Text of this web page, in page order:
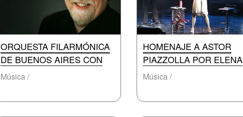
ORQUESTA FILARMÓNICA
DE BUENOS AIRES CON
Música /
HOMENAJE A ASTOR
PIAZZOLLA POR ELENA
Música /